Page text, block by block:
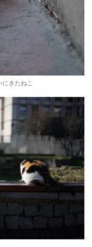
きたねこ